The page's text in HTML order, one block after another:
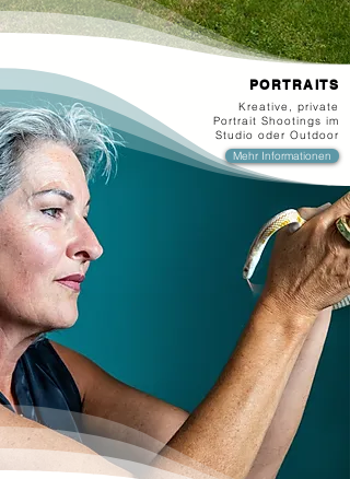
PORTRAITS
Kreative, private
Portrait Shootings im
Studio oder Outdoor
Mehr Informationen